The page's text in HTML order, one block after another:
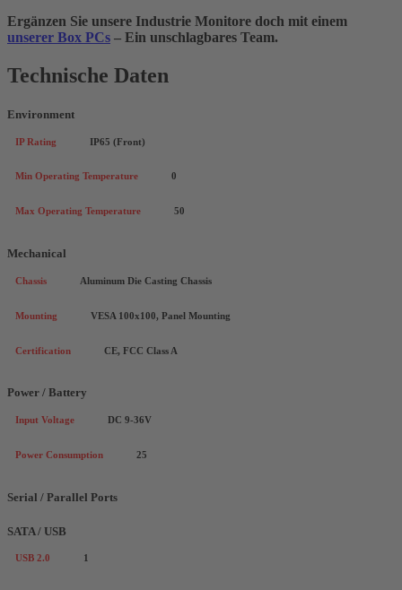
Ergänzen Sie unsere Industrie Monitore doch mit einem
unserer Box PCs – Ein unschlagbares Team.
Technische Daten
Environment
IP Rating IP65 (Front)
Min Operating Temperature 0
Max Operating Temperature 50
Mechanical
Chassis Aluminum Die Casting Chassis
Mounting VESA 100x100, Panel Mounting
Certification CE, FCC Class A
Power / Battery
Input Voltage DC 9-36V
Power Consumption 25
Serial / Parallel Ports
SATA / USB
USB 2.0 1